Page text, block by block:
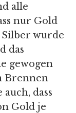
alle
nur Gold
wurde
das
gewogen
Brennen
dass
Gold je